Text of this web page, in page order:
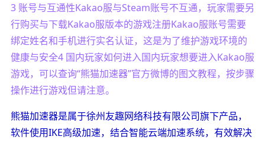
3 账号与互通性Kakao服与Steam账号不互通，玩家需要另
行购买与下载Kakao服版本的游戏注册Kakao服账号需要
绑定姓名和手机进行实名认证，这是为了维护游戏环境的
健康与安全4 国内玩家如何进入国内玩家想要进入Kakao服
游戏，可以查询“熊猫加速器”官方微博的图文教程，按步骤
操作进行游戏但请注意。
熊猫加速器是属于徐州友趣网络科技有限公司旗下产品，
软件使用IKE高级加速，结合智能云端加速系统，有效解决